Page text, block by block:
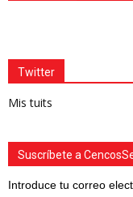
Twitter
Mis tuits
Suscríbete a
Introduce tu correo